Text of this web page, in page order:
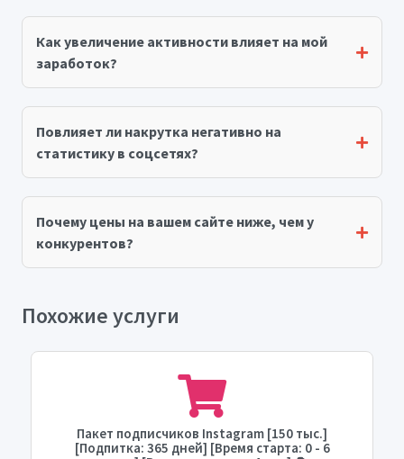
Как увеличение активности влияет на мой
заработок?
Повлияет ли накрутка негативно на
статистику в соцсетях?
Почему цены на вашем сайте ниже, чем у
конкурентов?
Похожие услуги
Пакет подписчиков Instagram [150 тыс.]
[Подпитка: 365 дней] [Время старта: 0 - 6